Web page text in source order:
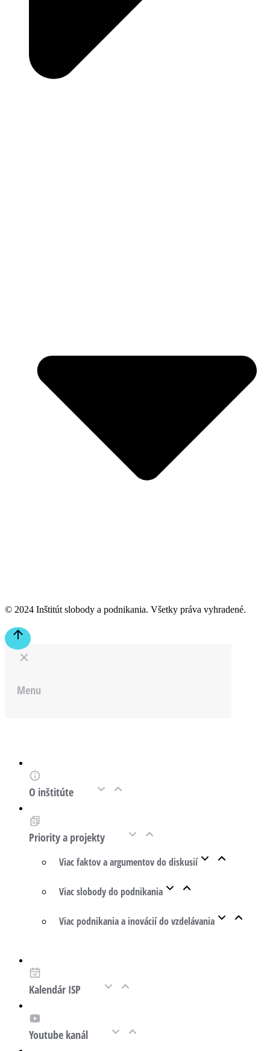
© 2024 Inštitút slobody a podnikania. Všetky práva vyhradené.
Go
to
Top
Menu
O inštitúte
Priority a projekty
Viac faktov a argumentov do diskusií
Viac slobody do podnikania
Viac podnikania a inovácií do vzdelávania
Kalendár ISP
Youtube kanál